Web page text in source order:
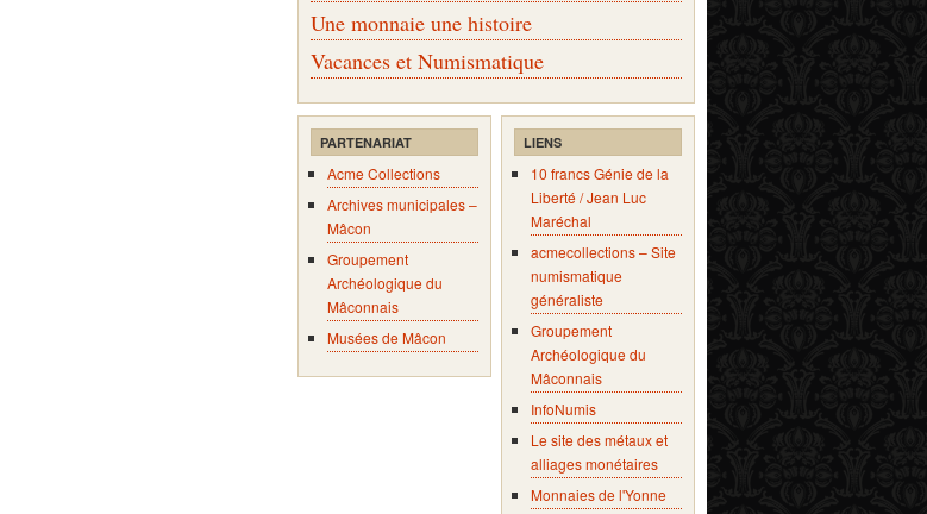
Une monnaie une histoire
Vacances et Numismatique
PARTENARIAT
Acme Collections
Archives municipales –
Mâcon
Groupement
Archéologique du
Mâconnais
Musées de Mâcon
LIENS
10 francs Génie de la
Liberté / Jean Luc
Maréchal
acmecollections – Site
numismatique
généraliste
Groupement
Archéologique du
Mâconnais
InfoNumis
Le site des métaux et
alliages monétaires
Monnaies de l'Yonne